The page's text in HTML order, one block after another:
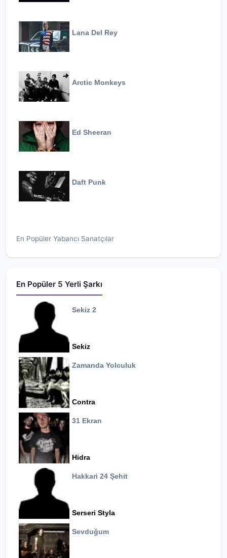
Lana Del Rey
Arctic Monkeys
Ed Sheeran
Daft Punk
En Popüler Yabancı Sanatçılar
En Popüler 5 Yerli Şarkı
Sekiz 2
Sekiz
Zamanda Yolculuk
Contra
31 Ekran
Hidra
Hakkari 24 Şehit
Serseri Styla
Sevduğum